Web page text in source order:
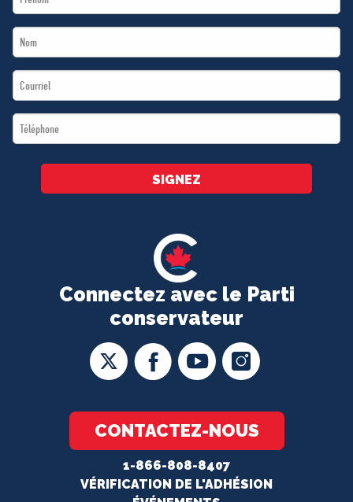
Connectez avec le Parti
conservateur
CONTACTEZ-NOUS
1-866-808-8407
VÉRIFICATION DE L'ADHÉSION
Name
Last
Name
Email
*
Téléphone
*
SIGNEZ